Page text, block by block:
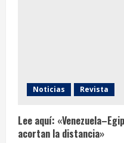
Noticias Revista
Lee aquí:
acortan la distancia»